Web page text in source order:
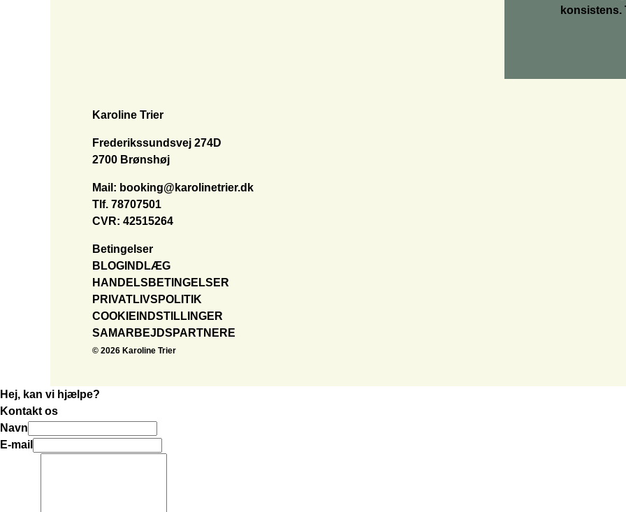
Karoline Trier
Frederikssundsvej 274D
2700 Brønshøj
Mail: booking@karolinetrier.dk
Tlf. 78707501
CVR: 42515264
Betingelser
BLOGINDLÆG
HANDELSBETINGELSER
PRIVATLIVSPOLITIK
COOKIEINDSTILLINGER
SAMARBEJDSPARTNERE
© 2026 Karoline Trier
Hej, kan vi hjælpe?
Kontakt os
Navn
E-mail